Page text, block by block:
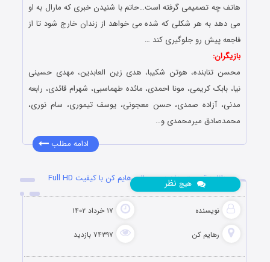
هاتف چه تصمیمی گرفته است…حاتم با شنیدن خبری که مارال به او
می دهد به هر شکلی که شده می خواهد از زندان خارج شود تا از
فاجعه پیش رو جلوگیری کند …
بازیگران:
محسن تنابنده، هوتن شکیبا، هدی زین العابدین، مهدی حسینی
نیا، بابک کریمی، مونا احمدی، مائده طهماسبی، شهرام قائدی، رابعه
مدنی، آزاده صمدی، حسن معجونی، یوسف تیموری، سام نوری،
محمدصادق میرمحمدی و…
ادامه مطلب
دانلود قسمت هفدهم سریال رهایم کن با کیفیت Full HD
نویسنده ۱۷ خرداد ۱۴۰۲
رهایم کن ۷۴۳۹۷ بازدید
هیچ نظر